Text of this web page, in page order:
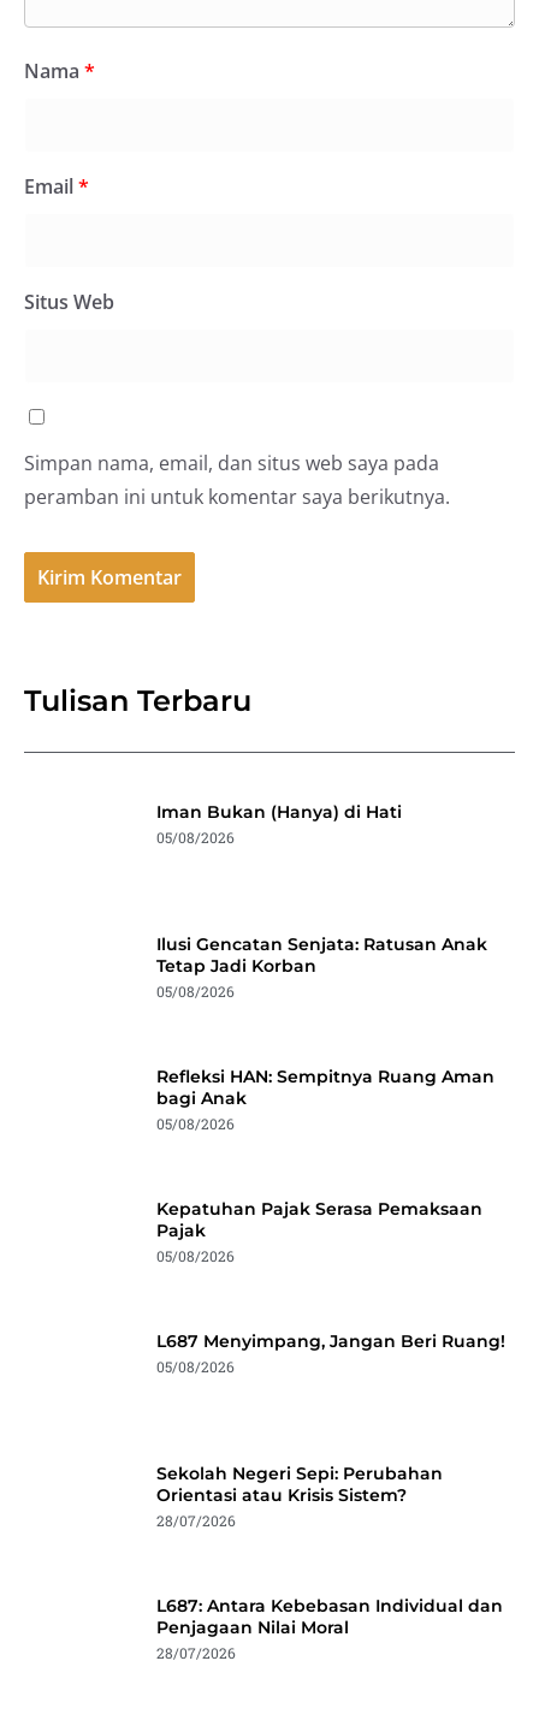
Nama *
Email*
Situs Web
Simpan nama, email, dan situs web saya pada
peramban ini untuk komentar saya berikutnya.
Tulisan Terbaru
Iman Bukan (Hanya) di Hati
05/08/2026
Ilusi Gencatan Senjata: Ratusan Anak
Tetap Jadi Korban
05/08/2026
Refleksi HAN: Sempitnya Ruang Aman
bagi Anak
05/08/2026
Kepatuhan Pajak Serasa Pemaksaan
Pajak
05/08/2026
L687 Menyimpang, Jangan Beri Ruang!
05/08/2026
Sekolah Negeri Sepi: Perubahan
Orientasi atau Krisis Sistem?
28/07/2026
L687: Antara Kebebasan Individual dan
Penjagaan Nilai Moral
28/07/2026